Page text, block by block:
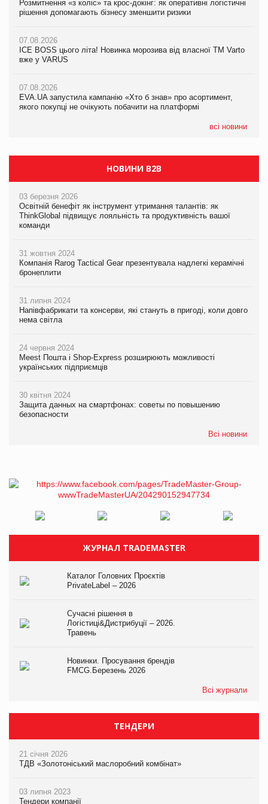
Розмитнення «з коліс» та крос-докінг: як оперативні логістичні
рішення допомагають бізнесу зменшити ризики
07.08.2026
ICE BOSS цього літа! Новинка морозива від власної ТМ Varto
вже у VARUS
07.08.2026
EVA.UA запустила кампанію «Хто б знав» про асортимент,
якого покупці не очікують побачити на платформі
всі новини
07.08.2026
EVA.UA запустила кампанію «Хто б знав» про асортимент,
06.08.2026
Смачна новинка для хвостатих: у VARUS з’явилися паучі
05.08.2026
Мережа супермаркетів VARUS купує мережу магазинів
Kraft Heinz скоротила збиток у першому півріччі
Продажі Hugo Boss впали на 9%
НОВИНИ B2B
03 березня 2026
Освітній бенефіт як інструмент утримання талантів: як
ThinkGlobal підвищує лояльність та продуктивність вашої
команди
31 жовтня 2024
Компанія Rarog Tactical Gear презентувала надлегкі керамічні
бронеплити
31 липня 2024
Напівфабрикати та консерви, які стануть в пригоді, коли довго
нема світла
24 червня 2024
Meest Пошта і Shop-Express розширюють можливості
українських підприємців
30 квітня 2024
Защита данных на смартфонах: советы по повышению
безопасности
Всі новини
ЖУРНАЛ TRADEMASTER
Каталог Головних Проєктів
PrivateLabel – 2026
Сучасні рішення в
Логістиці&Дистрибуції – 2026.
Травень
Новинки. Просування брендів
FMCG.Березень 2026
Всі журнали
ТЕНДЕРИ
21 січня 2026
ТДВ «Золотоніський маслоробний комбінат»
03 липня 2023
Тендери компанії